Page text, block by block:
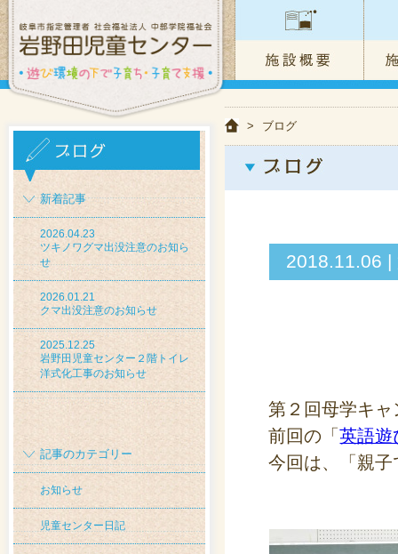
新着記事
2026.04.23
ツキノワグマ出没注意のお知ら
せ
2026.01.21
クマ出没注意のお知らせ
2025.12.25
岩野田児童センター２階トイレ
洋式化工事のお知らせ
記事のカテゴリー
お知らせ
児童センター日記
> ブログ
2018.11.06
第２回母学キ
前回の「英語遊
今回は、「親